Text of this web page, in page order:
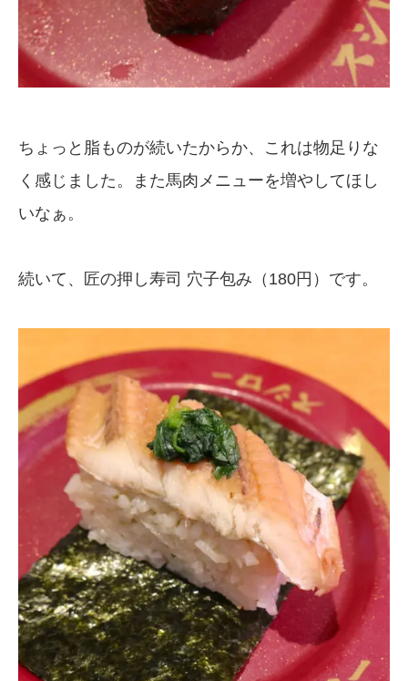
ちょっと脂ものが続いたからか、これは物足りな
く感じました。また馬肉メニューを増やしてほし
いなぁ。
続いて、匠の押し寿司 穴子包み（180円）です。